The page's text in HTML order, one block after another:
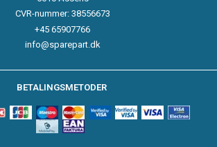
CVR-nummer: 38556673
+45 65907766
info@sparepart.dk
BETALINGSMETODER